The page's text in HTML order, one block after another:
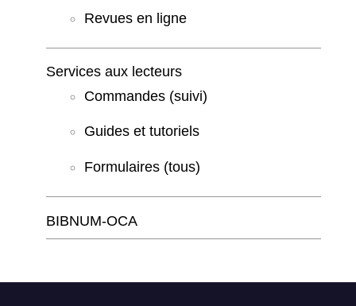
Revues en ligne
Services aux lecteurs
Commandes (suivi)
Guides et tutoriels
Formulaires (tous)
BIBNUM-OCA